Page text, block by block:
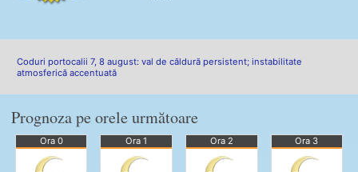
Coduri portocalii 7, 8 august: val de căldură persistent; instabilitate
atmosferică accentuată
Prognoza pe orele următoare
Ora 0 Ora 1 Ora 2 Ora 3